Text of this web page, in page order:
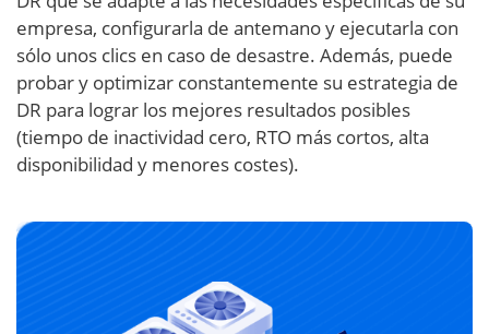
empresa, configurarla de antemano y ejecutarla con
sólo unos clics en caso de desastre. Además, puede
probar y optimizar constantemente su estrategia de
DR para lograr los mejores resultados posibles
(tiempo de inactividad cero, RTO más cortos, alta
disponibilidad y menores costes).